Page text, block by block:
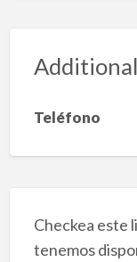
Teléfono
Checkea este
tenemos